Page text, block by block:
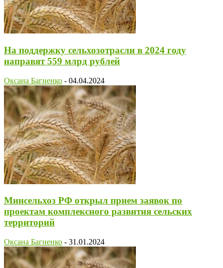
На поддержку сельхозотрасли в 2024 году
направят 559 млрд рублей
Оксана Багненко - 04.04.2024
Минсельхоз РФ открыл прием заявок по
проектам комплексного развития сельских
территорий
Оксана Багненко - 31.01.2024